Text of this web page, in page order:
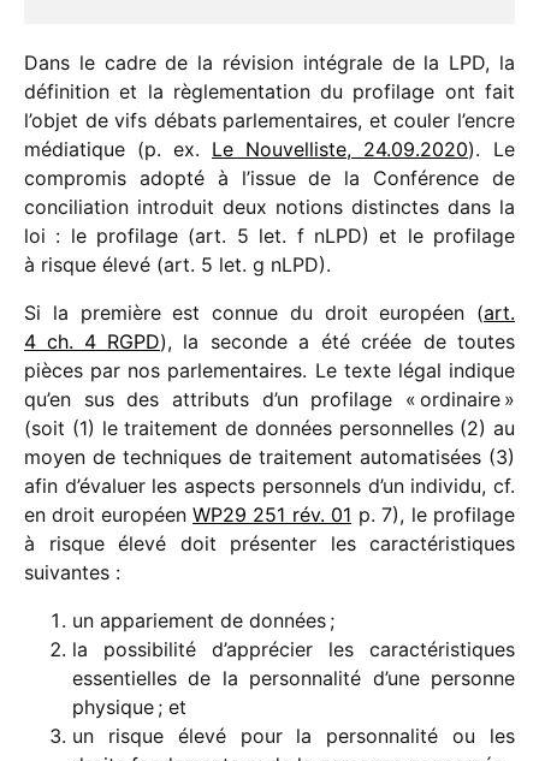
Dans le cadre de la révi­sion inté­grale de la LPD, la
défi­ni­tion et la règle­men­ta­tion du profi­lage ont fait
l’objet de vifs débats parle­men­taires, et couler l’encre
média­tique (p. ex. Le Nouvelliste, 24.09.2020). Le
compro­mis adopté à l’issue de la Conférence de
conci­lia­tion intro­duit deux notions distinctes dans la
loi : le profi­lage (art. 5 let. f nLPD) et le profi­lage
à risque élevé (art. 5 let. g nLPD).
Si la première est connue du droit euro­péen (art.
4 ch. 4 RGPD), la seconde a été créée de toutes
pièces par nos parle­men­taires. Le texte légal indique
qu’en sus des attri­buts d’un profi­lage « ordi­naire »
(soit (1) le trai­te­ment de données person­nelles (2) au
moyen de tech­niques de trai­te­ment auto­ma­ti­sées (3)
afin d’évaluer les aspects person­nels d’un indi­vidu, cf.
en droit euro­péen WP29 251 rév. 01 p. 7), le profi­lage
à risque élevé doit présen­ter les carac­té­ris­tiques
suivantes :
un appa­rie­ment de données ;
la possi­bi­lité d’apprécier les carac­té­ris­tiques
essen­tielles de la person­na­lité d’une personne
physique ; et
un risque élevé pour la person­na­lité ou les